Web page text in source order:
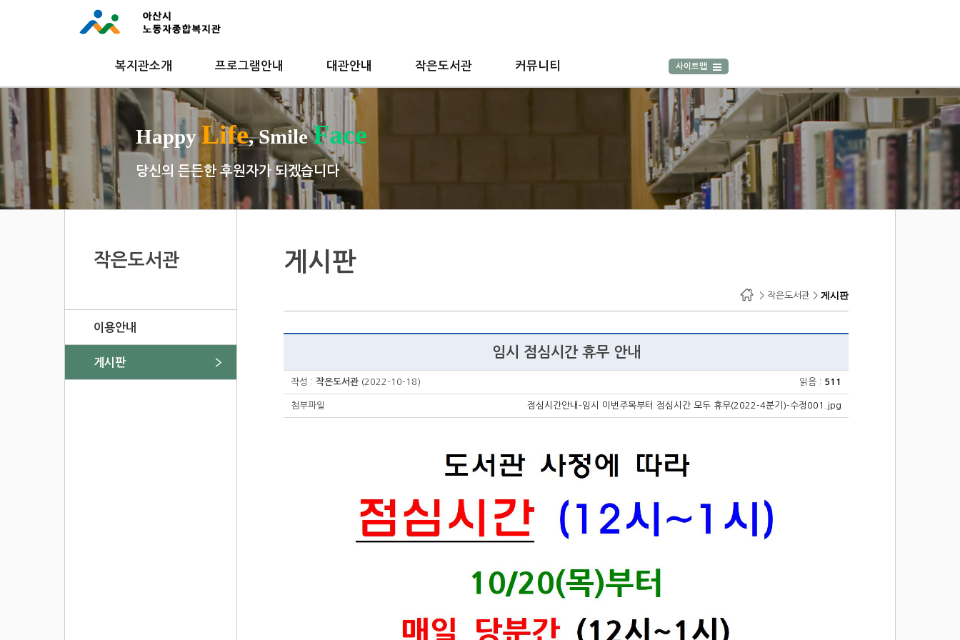
복지관소개 프로그램안내 대관안내 작은도서관 커뮤니티 사이트맵
HappyLife, SmileFace
당신의 든든한 후원자가 되겠습니다
작은도서관
이용안내
게시판
게시판
> 작은도서관 > 게시판
임시 점심시간 휴무 안내
작성 : 작은도서관 (2022-10-18) 읽음 : 511
첨부파일 점심시간안내-임시 이번주목부터 점심시간 모두 휴무(2022-4분기)-수정001.jpg